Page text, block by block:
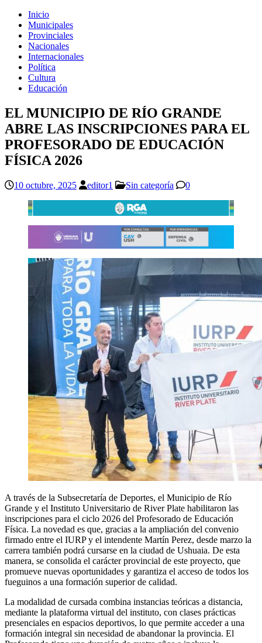
Inicio
Municipales
Provinciales
Nacionales
Internacionales
Política
Cultura
Educación
EL MUNICIPIO DE RÍO GRANDE
ABRE LAS INSCRIPCIONES PARA EL
PROFESORADO DE EDUCACIÓN
FÍSICA 2026
10 octubre, 2025 editor1 Sin categoría 0
A través de la Subsecretaría de Deportes, el Municipio de Río
Grande y el Instituto Universitario de River Plate habilitaron las
inscripciones para el ciclo 2026 del Profesorado de Educación
Física. La novedad es que, gracias a la ampliación del convenio
firmado entre el IURP y el intendente Martín Perez, desde marzo la
carrera también podrá cursarse en la ciudad de Ushuaia. De esta
manera, se consolida el carácter provincial de este proyecto, que
promueve nuevas oportunidades y garantiza el acceso de todos los
fueguinos a una formación superior de calidad.
La modalidad de cursada combina instancias teóricas a distancia,
mediante la plataforma virtual del instituto, con clases prácticas
presenciales en espacios deportivos, lo que permite acceder a una
formación integral sin necesidad de abandonar la provincia. El